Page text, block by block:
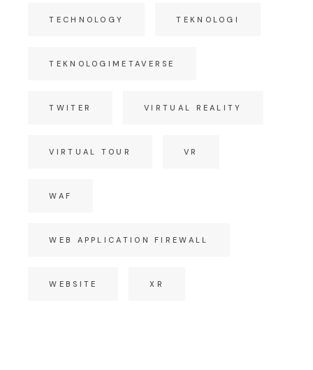
TECHNOLOGY TEKNOLOGI
TEKNOLOGIMETAVERSE
TWITER VIRTUAL REALITY
VIRTUAL TOUR VR
WAF
WEB APPLICATION FIREWALL
WEBSITE XR